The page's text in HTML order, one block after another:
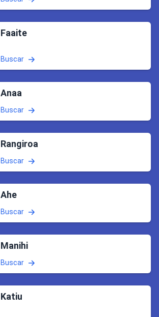
Faaite
Buscar
Anaa
Buscar
Rangiroa
Buscar
Ahe
Buscar
Manihi
Buscar
Katiu